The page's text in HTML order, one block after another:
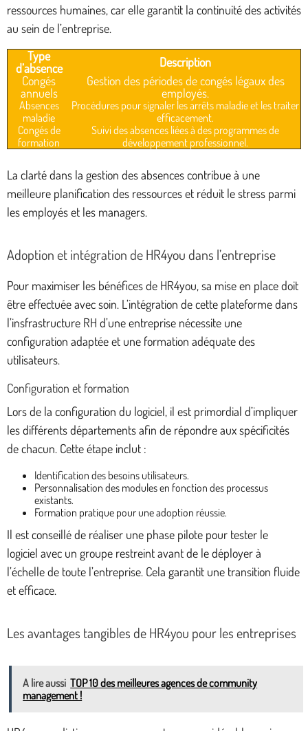
ressources humaines, car elle garantit la continuité des activités
au sein de l’entreprise.
Type
d’absence
Description
Congés
annuels
Gestion des périodes de congés légaux des
employés.
Absences
maladie
Procédures pour signaler les arrêts maladie et les traiter
efficacement.
Congés de
formation
Suivi des absences liées à des programmes de
développement professionnel.
La clarté dans la gestion des absences contribue à une
meilleure planification des ressources et réduit le stress parmi
les employés et les managers.
Adoption et intégration de HR4you dans l’entreprise
Pour maximiser les bénéfices de HR4you, sa mise en place doit
être effectuée avec soin. L’intégration de cette plateforme dans
l’insfrastructure RH d’une entreprise nécessite une
configuration adaptée et une formation adéquate des
utilisateurs.
Configuration et formation
Lors de la configuration du logiciel, il est primordial d’impliquer
les différents départements afin de répondre aux spécificités
de chacun. Cette étape inclut :
Identification des besoins utilisateurs.
Personnalisation des modules en fonction des processus
existants.
Formation pratique pour une adoption réussie.
Il est conseillé de réaliser une phase pilote pour tester le
logiciel avec un groupe restreint avant de le déployer à
l’échelle de toute l’entreprise. Cela garantit une transition fluide
et efficace.
Les avantages tangibles de HR4you pour les entreprises
A lire aussi TOP 10 des meilleures agences de community
management !